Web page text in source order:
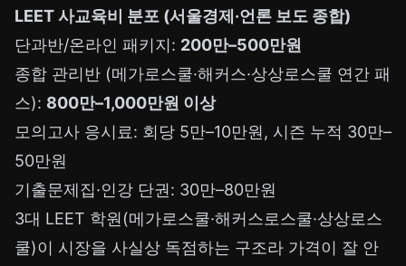
LEET 사교육비 분포 (서울경제·언론 보도 종합)
단과반/온라인 패키지: 200만–500만원
종합 관리반 (메가로스쿨·해커스·상상로스쿨 연간 패
스): 800만–1,000만원 이상
모의고사 응시료: 회당 5만–10만원, 시즌 누적 30만–
50만원
기출문제집·인강 단권: 30만–80만원
3대 LEET 학원(메가로스쿨·해커스로스쿨·상상로스
쿨)이 시장을 사실상 독점하는 구조라 가격이 잘 안